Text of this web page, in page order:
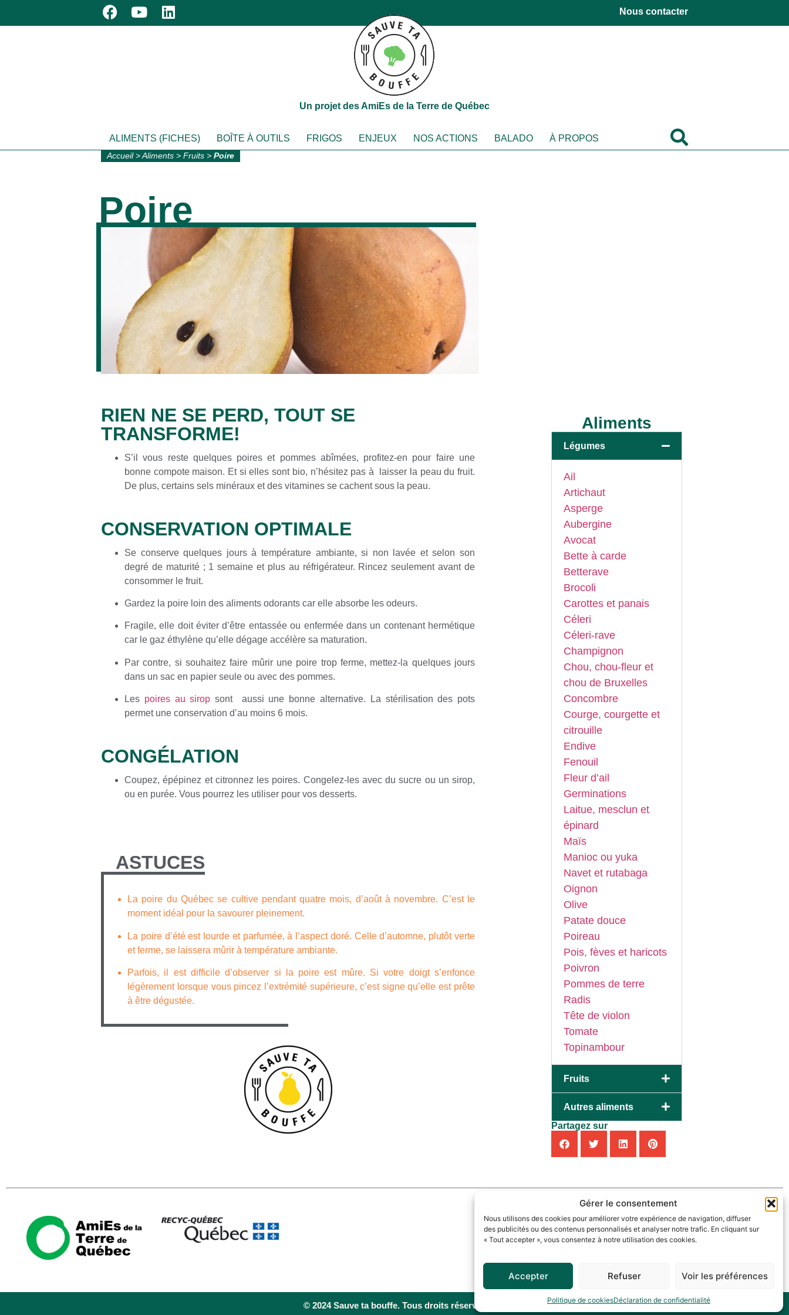
Gérer le consentement
Nous utilisons des cookies pour améliorer votre expérience de navigation, diffuser
des publicités ou des contenus personnalisés et analyser notre trafic. En cliquant sur
« Tout accepter », vous consentez à notre utilisation des cookies.
Accepter Refuser Voir les préférences
Politique de cookiesDéclaration de confidentialité
Nous contacter
Un projet des AmiEs de la Terre de Québec
ALIMENTS (FICHES) BOÎTE À OUTILS FRIGOS ENJEUX NOS ACTIONS BALADO À PROPOS
Accueil> Aliments > Fruits > Poire
Poire
RIEN NE SE PERD, TOUT SE
TRANSFORME!
S’il vous reste quelques poires et pommes abîmées, profitez-en pour faire une
bonne compote maison. Et si elles sont bio, n’hésitez pas à laisser la peau du fruit.
De plus, certains sels minéraux et des vitamines se cachent sous la peau.
CONSERVATION OPTIMALE
Se conserve quelques jours à température ambiante, si non lavée et selon son
degré de maturité ; 1 semaine et plus au réfrigérateur. Rincez seulement avant de
consommer le fruit.
Gardez la poire loin des aliments odorants car elle absorbe les odeurs.
Fragile, elle doit éviter d’être entassée ou enfermée dans un contenant hermétique
car le gaz éthylène qu’elle dégage accélère sa maturation.
Par contre, si souhaitez faire mûrir une poire trop ferme, mettez-la quelques jours
dans un sac en papier seule ou avec des pommes.
Les poires au siropsont aussi une bonne alternative. La stérilisation des pots
permet une conservation d’au moins 6 mois.
CONGÉLATION
Coupez, épépinez et citronnez les poires. Congelez-les avec du sucre ou un sirop,
ou en purée. Vous pourrez les utiliser pour vos desserts.
ASTUCES
La poire du Québec se cultive pendant quatre mois, d’août à novembre. C’est le
moment idéal pour la savourer pleinement.
La poire d’été est lourde et parfumée, à l’aspect doré. Celle d’automne, plutôt verte
et ferme, se laissera mûrir à température ambiante.
Parfois, il est difficile d’observer si la poire est mûre. Si votre doigt s’enfonce
légèrement lorsque vous pincez l’extrémité supérieure, c’est signe qu’elle est prête
à être dégustée.
Aliments
Légumes
Ail
Artichaut
Asperge
Aubergine
Avocat
Bette à carde
Betterave
Brocoli
Carottes et panais
Céleri
Céleri-rave
Champignon
Chou, chou-fleur et
chou de Bruxelles
Concombre
Courge, courgette et
citrouille
Endive
Fenouil
Fleur d’ail
Germinations
Laitue, mesclun et
épinard
Maïs
Manioc ou yuka
Navet et rutabaga
Oignon
Olive
Patate douce
Poireau
Pois, fèves et haricots
Poivron
Pommes de terre
Radis
Tête de violon
Tomate
Topinambour
Fruits
Autres aliments
Partagez sur
© 2024 Sauve ta bouffe. Tous droits réservés